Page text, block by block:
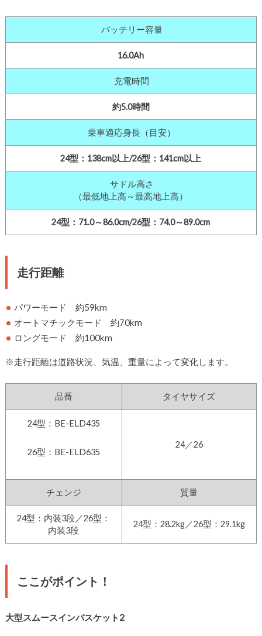
バッテリー容量
16.0Ah
充電時間
約5.0時間
乗車適応身長（目安）
24型：138cm以上/26型：141cm以上
サドル高さ
（最低地上高～最高地上高）
24型：71.0～86.0cm/26型：74.0～89.0cm
走行距離
パワーモード 約59km
オートマチックモード 約70km
ロングモード 約100km
※走行距離は道路状況、気温、重量によって変化します。
品番 タイヤサイズ
24型：BE-ELD435
26型：BE-ELD635
24／26
チェンジ 質量
24型：内装3段／26型：
内装3段
24型：28.2kg／26型：29.1kg
ここがポイント！
大型スムースインバスケット2